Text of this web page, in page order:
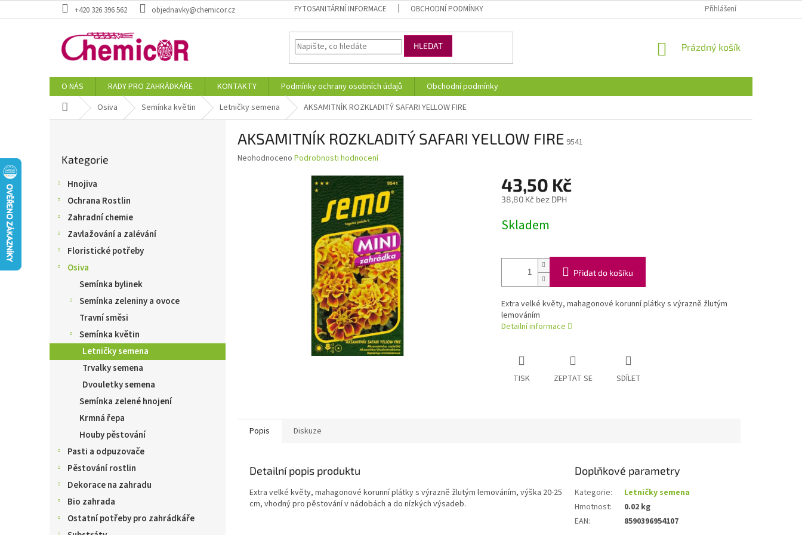
na
+420 326 396 562 objednavky@chemicor.cz FYTOSANITÁRNÍ INFORMACE OBCHODNÍ PODMÍNKY Přihlášení
HLEDAT
NÁKUPNÍ
Prázdný košík
O NÁS RADY PRO ZAHRÁDKÁŘE KONTAKTY Podmínky ochrany osobních údajů
Obchodní podmínky
Domů Osiva Semínka květin Letničky semena AKSAMITNÍK ROZKLADITÝ SAFARI YELLOW FIRE
kategorie
Kategorie
Hnojiva
Ochrana Rostlin
Zahradní chemie
Zavlažování a zalévání
Floristické potřeby
Osiva
Semínka bylinek
Semínka zeleniny a ovoce
Travní směsi
Semínka květin
Letničky semena
Trvalky semena
Dvouletky semena
Semínka zelené hnojení
Krmná řepa
Houby pěstování
Pasti a odpuzovače
Pěstování rostlin
Dekorace na zahradu
Bio zahrada
Ostatní potřeby pro zahrádkáře
AKSAMITNÍK ROZKLADITÝ SAFARI YELLOW FIRE 9541
Průměrné
Neohodnoceno Podrobnosti hodnocení
43,50 Kč
38,80 Kč bez DPH
cena:
Skladem
Přidat do košíku
Extra velké květy, mahagonové korunní plátky s výrazně žlutým
lemováním
Detailní informace
TISK ZEPTAT SE SDÍLET
Popis Diskuze
Detailní popis produktu
Extra velké květy, mahagonové korunní plátky s výrazně žlutým lemováním, výška 20-25
cm, vhodný pro pěstování v nádobách a do nízkých výsadeb.
Doplňkové parametry
Kategorie:
Letničky semena
Hmotnost:
0.02 kg
EAN: 8590396954107